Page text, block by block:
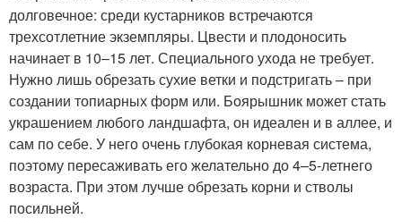
долговечное: среди кустарников встречаются
трехсотлетние экземпляры. Цвести и плодоносить
начинает в 10–15 лет. Специального ухода не требует.
Нужно лишь обрезать сухие ветки и подстригать – при
создании топиарных форм или. Боярышник может стать
украшением любого ландшафта, он идеален и в аллее, и
сам по себе. У него очень глубокая корневая система,
поэтому пересаживать его желательно до 4–5-летнего
возраста. При этом лучше обрезать корни и стволы
посильней.